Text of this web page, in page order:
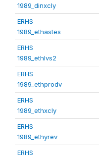
1989_dinxcly
ERHS
1989_ethastes
ERHS
1989_ethlvs2
ERHS
1989_ethprodv
ERHS
1989_ethxcly
ERHS
1989_ethyrev
ERHS